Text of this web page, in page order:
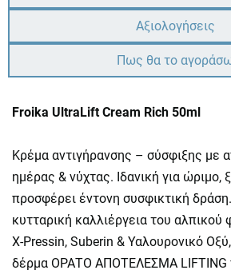
Αξιολογήσεις
Πως θα το
Froika UltraLift Cream Rich 50ml
Κρέμα αντιγήρανσης – σύσφιξης με
ημέρας & νύχτας. Ιδανική για ώριμο,
προσφέρει έντονη συσφικτική
κυτταρική καλλιέργεια του αλπικού
X-Pressin, Suberin & Υαλουρονικό
δέρμα ΟΡΑΤΟ ΑΠΟΤΕΛΕΣΜΑ LIFTING